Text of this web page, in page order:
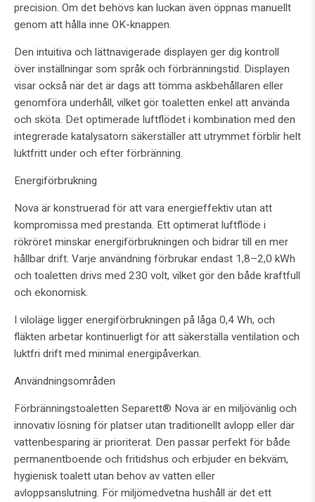
precision. Om det behövs kan luckan även öppnas manuellt
genom att hålla inne OK-knappen.
Den intuitiva och lättnavigerade displayen ger dig kontroll
över inställningar som språk och förbränningstid. Displayen
visar också när det är dags att tömma askbehållaren eller
genomföra underhåll, vilket gör toaletten enkel att använda
och sköta. Det optimerade luftflödet i kombination med den
integrerade katalysatorn säkerställer att utrymmet förblir helt
luktfritt under och efter förbränning.
Energiförbrukning
Nova är konstruerad för att vara energieffektiv utan att
kompromissa med prestanda. Ett optimerat luftflöde i
rökröret minskar energiförbrukningen och bidrar till en mer
hållbar drift. Varje användning förbrukar endast 1,8–2,0 kWh
och toaletten drivs med 230 volt, vilket gör den både kraftfull
och ekonomisk.
I viloläge ligger energiförbrukningen på låga 0,4 Wh, och
fläkten arbetar kontinuerligt för att säkerställa ventilation och
luktfri drift med minimal energipåverkan.
Användningsområden
Förbränningstoaletten Separett® Nova är en miljövänlig och
innovativ lösning för platser utan traditionellt avlopp eller där
vattenbesparing är prioriterat. Den passar perfekt för både
permanentboende och fritidshus och erbjuder en bekväm,
hygienisk toalett utan behov av vatten eller
avloppsanslutning. För miljömedvetna hushåll är det ett